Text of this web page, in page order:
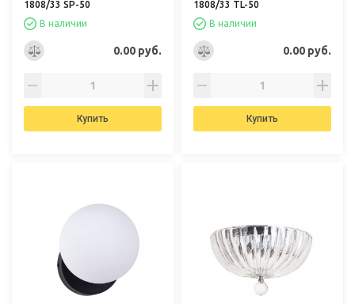
1808/33 SP-50
В наличии
0.00 руб.
Купить
1808/33 TL-50
В наличии
0.00 руб.
Купить